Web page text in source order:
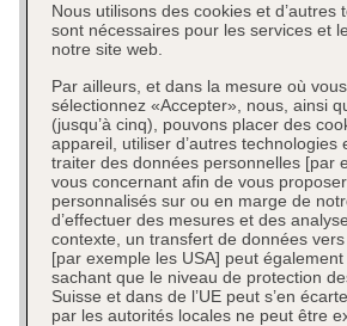
Nous utilisons des cookies et d’autres
sont nécessaires pour les services et
notre site web.
Par ailleurs, et dans la mesure où
sélectionnez «Accepter», nous, ainsi
(jusqu’à cinq), pouvons placer des
appareil, utiliser d’autres technologies
traiter des données personnelles [par
vous concernant afin de vous
personnalisés sur ou en marge de
d’effectuer des mesures et des
contexte, un transfert de données
[par exemple les USA] peut également
sachant que le niveau de protection
Suisse et dans de l’UE peut s’en
par les autorités locales ne peut être